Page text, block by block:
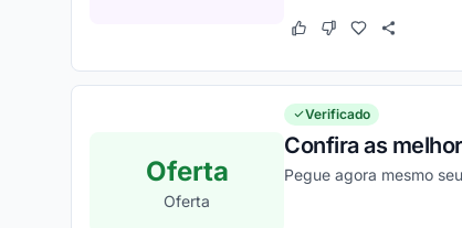
Este cupom funcionou
Este cupom não
Oferta
Oferta
Verificado
Confira as
Pegue agora mesmo